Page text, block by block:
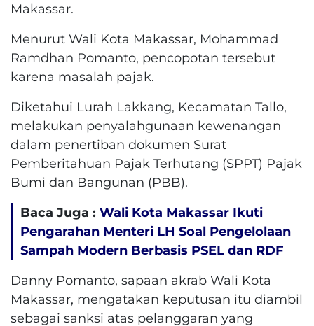
Makassar.
Menurut Wali Kota Makassar, Mohammad
Ramdhan Pomanto, pencopotan tersebut
karena masalah pajak.
Diketahui Lurah Lakkang, Kecamatan Tallo,
melakukan penyalahgunaan kewenangan
dalam penertiban dokumen Surat
Pemberitahuan Pajak Terhutang (SPPT) Pajak
Bumi dan Bangunan (PBB).
Baca Juga : Wali Kota Makassar Ikuti
Pengarahan Menteri LH Soal Pengelolaan
Sampah Modern Berbasis PSEL dan RDF
Danny Pomanto, sapaan akrab Wali Kota
Makassar, mengatakan keputusan itu diambil
sebagai sanksi atas pelanggaran yang